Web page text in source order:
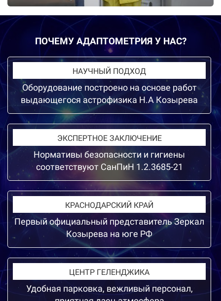
ПОЧЕМУ АДАПТОМЕТРИЯ У НАС?
НАУЧНЫЙ ПОДХОД
Оборудование построено на основе работ
выдающегося астрофизика Н.А Козырева
ЭКСПЕРТНОЕ ЗАКЛЮЧЕНИЕ
Нормативы безопасности и гигиены
соответствуют СанПиН 1.2.3685-21
КРАСНОДАРСКИЙ КРАЙ
Первый официальный представитель Зеркал
Козырева на юге РФ
ЦЕНТР ГЕЛЕНДЖИКА
Удобная парковка, вежливый персонал,